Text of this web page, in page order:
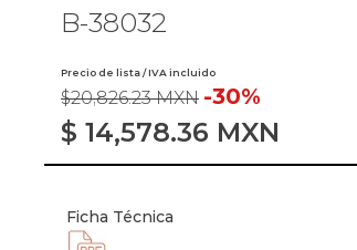
B-38032
Precio de lista / IVA incluido
$20,826.23 MXN -30%
$ 14,578.36 MXN
Ficha Técnica